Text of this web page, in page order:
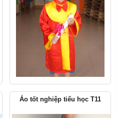
Áo tốt nghiệp tiểu học T11